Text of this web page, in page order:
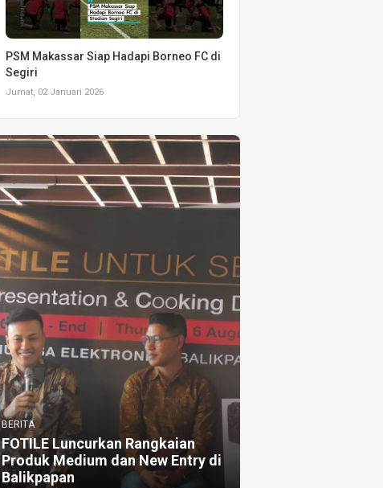
PSM Makassar Siap Hadapi Borneo FC di
Segiri
Jumat, 02 Januari 2026
BERITA
FOTILE Luncurkan Rangkaian
Produk Medium dan New Entry di
Balikpapan